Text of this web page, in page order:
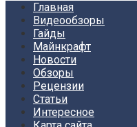
Главная
Видеообзоры
Гайды
Майнкрафт
Новости
Обзоры
Рецензии
Статьи
Интересное